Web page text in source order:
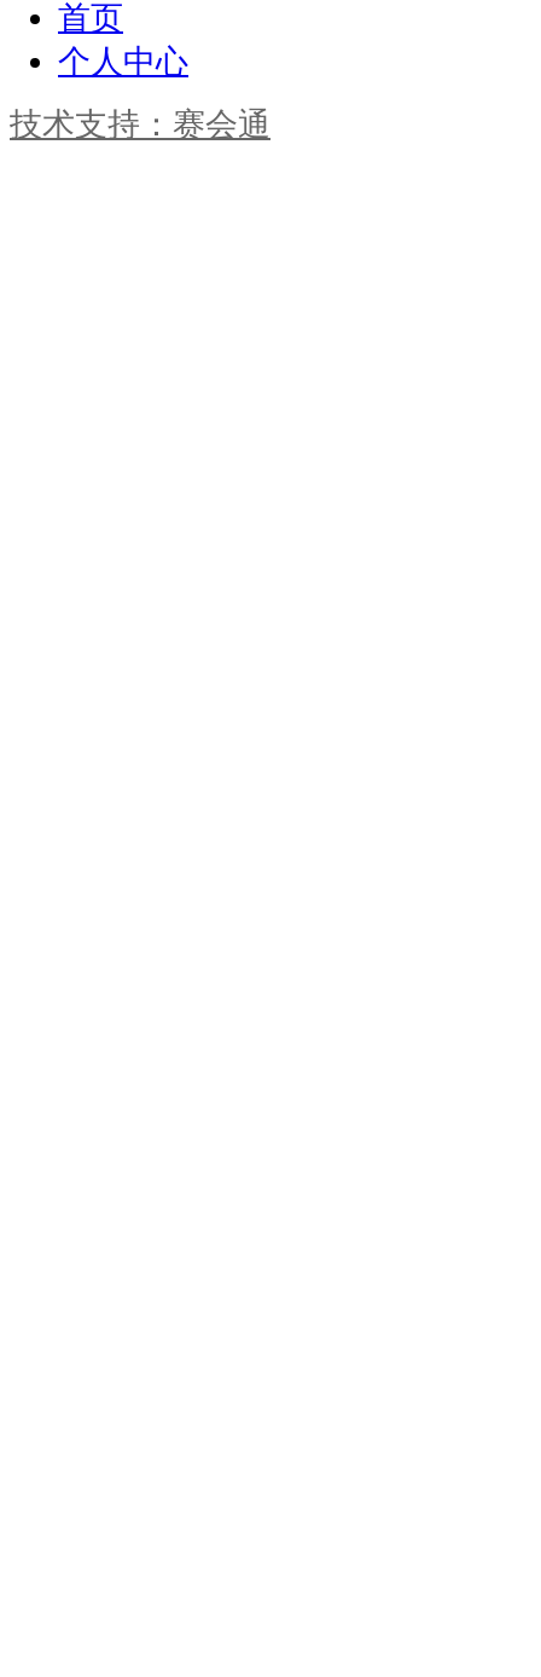
首页
个人中心
技术支持：赛会通